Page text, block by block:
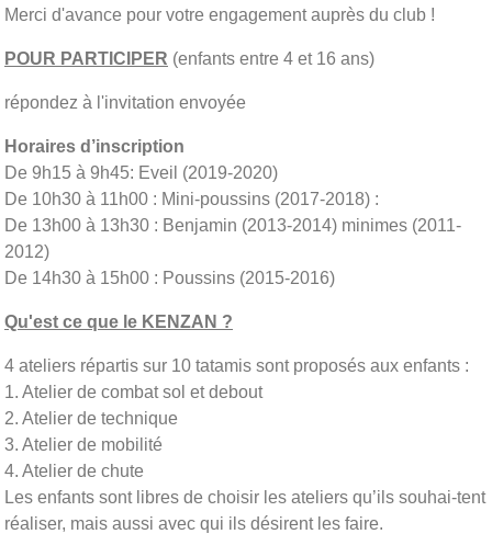
Merci d'avance pour votre engagement auprès du club !
POUR PARTICIPER (enfants entre 4 et 16 ans)
répondez à l'invitation envoyée
Horaires d’inscription
De 9h15 à 9h45: Eveil (2019-2020)
De 10h30 à 11h00 : Mini-poussins (2017-2018) :
De 13h00 à 13h30 : Benjamin (2013-2014) minimes (2011-
2012)
De 14h30 à 15h00 : Poussins (2015-2016)
Qu'est ce que le KENZAN ?
4 ateliers répartis sur 10 tatamis sont proposés aux enfants :
1. Atelier de combat sol et debout
2. Atelier de technique
3. Atelier de mobilité
4. Atelier de chute
Les enfants sont libres de choisir les ateliers qu’ils souhai-tent
réaliser, mais aussi avec qui ils désirent les faire.